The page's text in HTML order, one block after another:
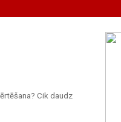
Cik daudz